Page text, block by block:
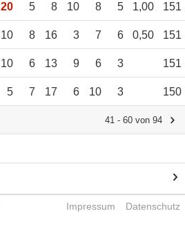
20 5 8 10 8 5 1,00 151
10 8 16 3 7 6 0,50 151
10 6 13 9 6 3 151
5 7 17 6 10 3 150
41 - 60 von 94
Impressum Datenschutz